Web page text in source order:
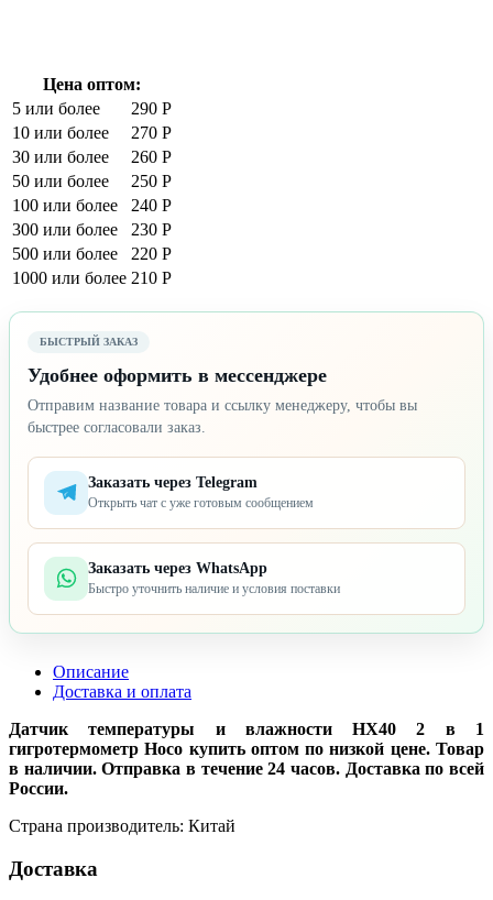
Цена оптом:
5 или более
290 Р
10 или более
270 Р
30 или более
260 Р
50 или более
250 Р
100 или более
240 Р
300 или более
230 Р
500 или более
220 Р
1000 или более 210 Р
БЫСТРЫЙ ЗАКАЗ
Удобнее оформить в мессенджере
Отправим название товара и ссылку менеджеру, чтобы вы
быстрее согласовали заказ.
Заказать через Telegram
Открыть чат с уже готовым сообщением
Заказать через WhatsApp
Быстро уточнить наличие и условия поставки
Описание
Доставка и оплата
Датчик температуры и влажности HX40 2 в 1
гигротермометр Hoco купить оптом по низкой цене. Товар
в наличии. Отправка в течение 24 часов. Доставка по всей
России.
Страна производитель: Китай
Доставка